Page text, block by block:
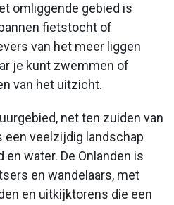
omliggende gebied is
fietstocht of
van het meer liggen
je kunt zwemmen of
van het uitzicht.
net ten zuiden van
een veelzijdig landschap
en water. De Onlanden is
en wandelaars, met
en uitkijktorens die een